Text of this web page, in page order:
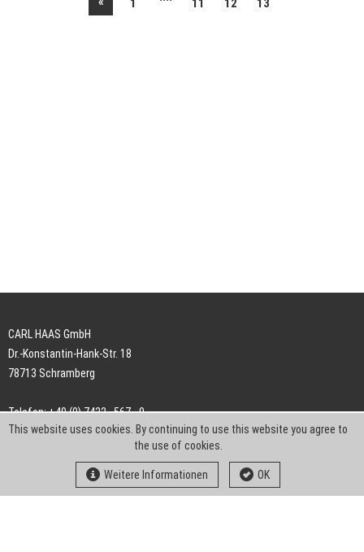
1 11 12 13
CARL HAAS GmbH
Dr.-Konstantin-Hank-Str. 18
78713 Schramberg
Telefon: +49 (0) 7422 . 567 - 0
Telefax: +49 (0) 7422 . 567 - 239
info-ch@kern-liebers.com
This website uses cookies. By continuing to use this website you agree to
the use of cookies.
Weitere Informationen OK